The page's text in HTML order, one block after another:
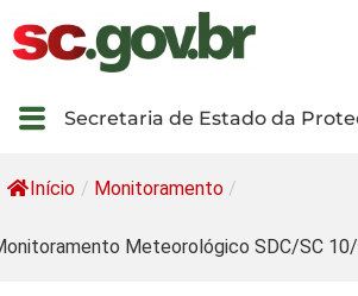
Secretaria de Estado da
Início / Monitoramento /
Meteorológico SDC/SC 10/